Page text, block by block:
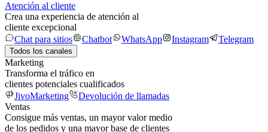
Atención al cliente
Crea una experiencia de atención al
cliente excepcional
Chat para sitios
Chatbot WhatsApp Instagram Telegram
Todos los canales
Marketing
Transforma el tráfico en
clientes potenciales cualificados
JivoMarketing
Devolución de llamadas
Ventas
Consigue más ventas, un mayor valor medio
de los pedidos y una mayor base de clientes